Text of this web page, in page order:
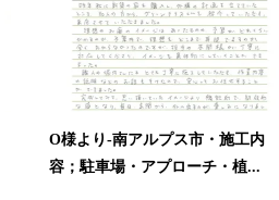
O様より-南アルプス市・施工内
容；駐車場・アプローチ・植...